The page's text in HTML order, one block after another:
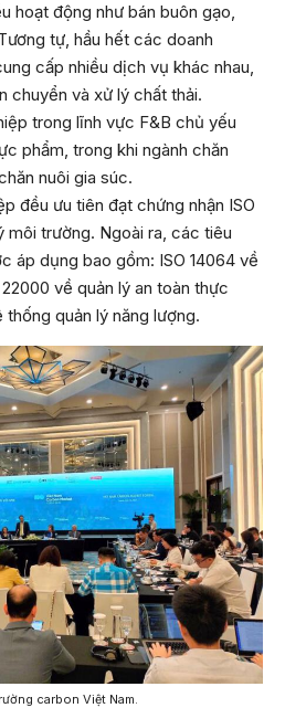
hoạt động như bán buôn gạo,
tự, hầu hết các doanh
cấp nhiều dịch vụ khác nhau,
chuyển và xử lý chất thải.
trong lĩnh vực F&B chủ yếu
phẩm, trong khi ngành chăn
nuôi gia súc.
đều ưu tiên đạt chứng nhận ISO
môi trường. Ngoài ra, các tiêu
áp dụng bao gồm: ISO 14064 về
về quản lý an toàn thực
thống quản lý năng lượng.
carbon Việt Nam.